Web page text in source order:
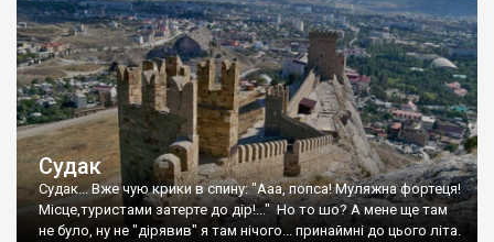
Судак
Судак... Вже чую крики в спину: "Ааа, попса! Муляжна фортеця!
Місце,туристами затерте до дір!..." Но то шо? А мене ще там
не було, ну не "дірявив" я там нічого... принаймні до цього літа.